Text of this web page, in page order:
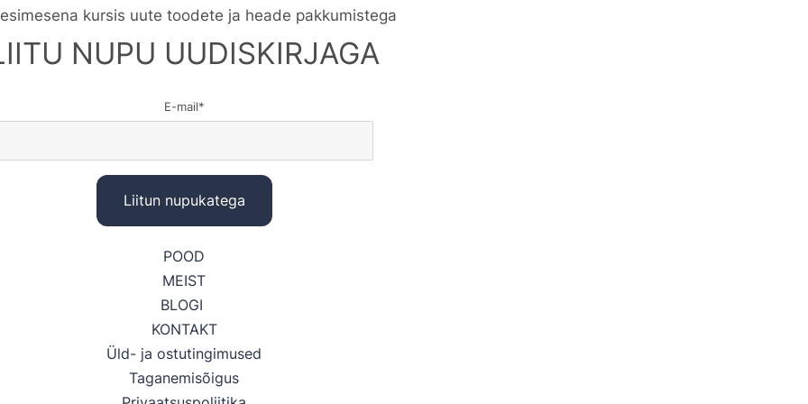
kursis uute toodete ja heade pakkumistega
NUPU UUDISKIRJAGA
E-mail
POOD
MEIST
BLOGI
KONTAKT
Üld- ja ostutingimused
Taganemisõigus